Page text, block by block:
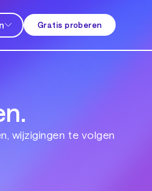
Gratis proberen
wijzigingen te volgen